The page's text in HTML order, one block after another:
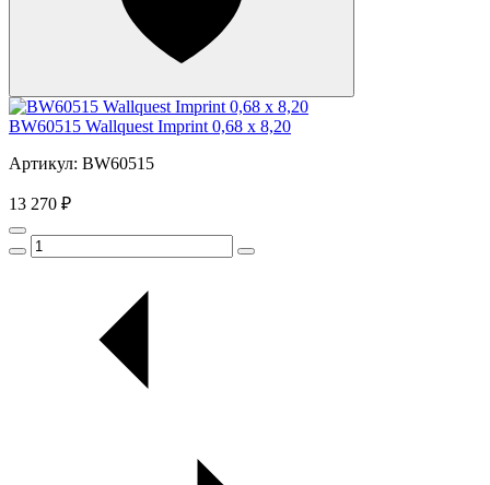
BW60515 Wallquest Imprint 0,68 x 8,20
Артикул: BW60515
13 270 ₽